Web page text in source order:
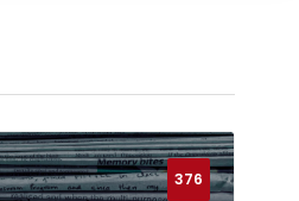
376